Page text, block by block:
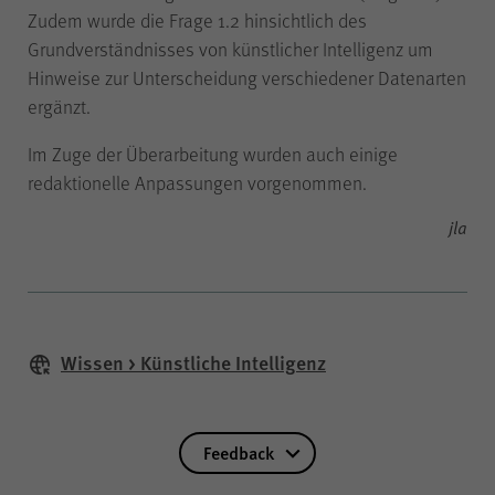
Zudem wurde die Frage 1.2 hinsichtlich des
Grundverständnisses von künstlicher Intelligenz um
Hinweise zur Unterscheidung verschiedener Datenarten
ergänzt.
Im Zuge der Überarbeitung wurden auch einige
redaktionelle Anpassungen vorgenommen.
jla
Wissen > Künstliche Intelligenz
Feedback
der Internetseite (WPK Börsen,
WPK).
Name
WPK getroffenen Auswahl.